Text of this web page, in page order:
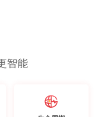
智能